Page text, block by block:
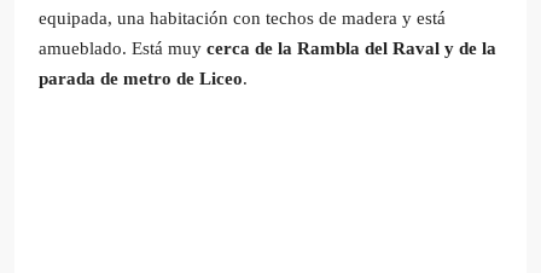
equipada, una habitación con techos de madera y está
amueblado. Está muy cerca de la Rambla del Raval y de la
parada de metro de Liceo.